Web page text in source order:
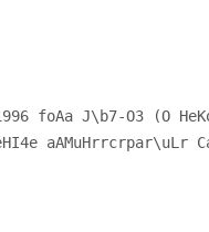
foAa J\b7-O3 (O
aAMuHrrcrpar\uLr